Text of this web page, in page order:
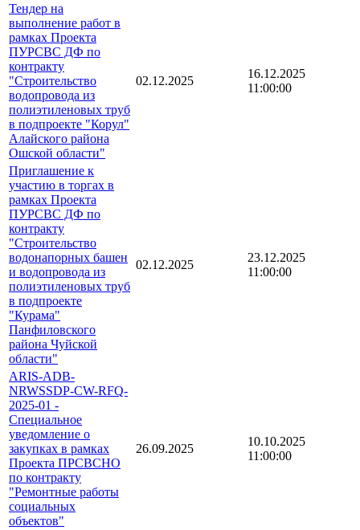
Тендер на
выполнение работ в
рамках Проекта
ПУРСВС ДФ по
контракту
"Строительство
водопровода из
полиэтиленовых труб
в подпроекте "Корул"
Алайского района
Ошской области"
02.12.2025
16.12.2025
11:00:00
Приглашение к
участию в торгах в
рамках Проекта
ПУРСВС ДФ по
контракту
"Строительство
водонапорных башен
и водопровода из
полиэтиленовых труб
в подпроекте
"Курама"
Панфиловского
района Чуйской
области"
02.12.2025
23.12.2025
11:00:00
ARIS-ADB-
NRWSSDP-CW-RFQ-
2025-01 -
Специальное
уведомление о
закупках в рамках
Проекта ПРСВСНО
по контракту
"Ремонтные работы
социальных
объектов"
26.09.2025
10.10.2025
11:00:00